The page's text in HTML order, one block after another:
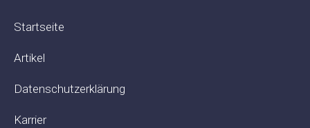
Startseite
Artikel
Datenschutzerklärung
Karrier